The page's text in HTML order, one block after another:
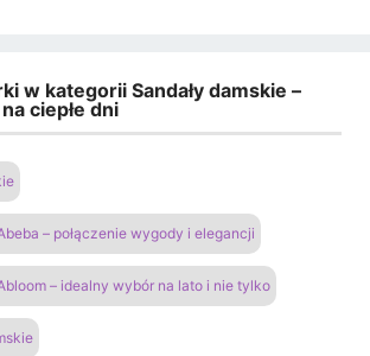
w kategorii Sandały damskie –
ciepłe dni
– połączenie wygody i elegancji
– idealny wybór na lato i nie tylko